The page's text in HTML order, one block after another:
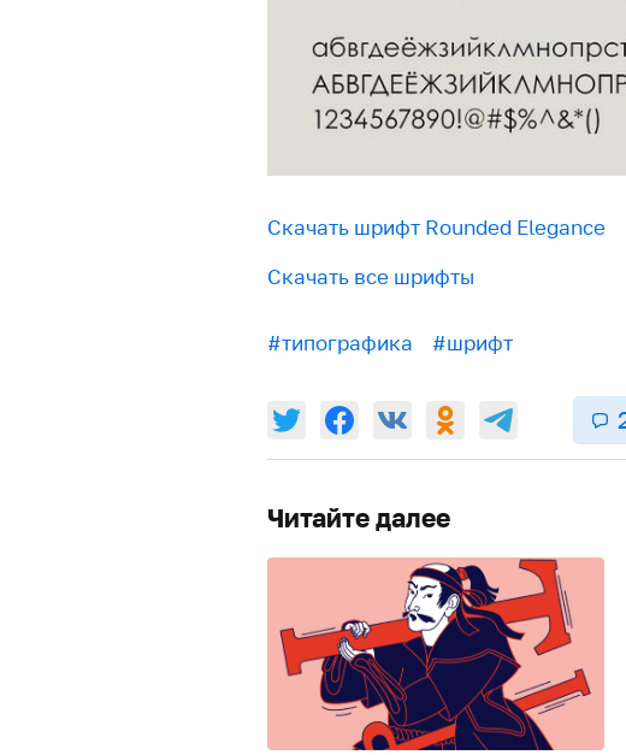
Скачать шрифт Rounded Elegance
Скачать все шрифты
#типографика #шрифт
Читайте далее